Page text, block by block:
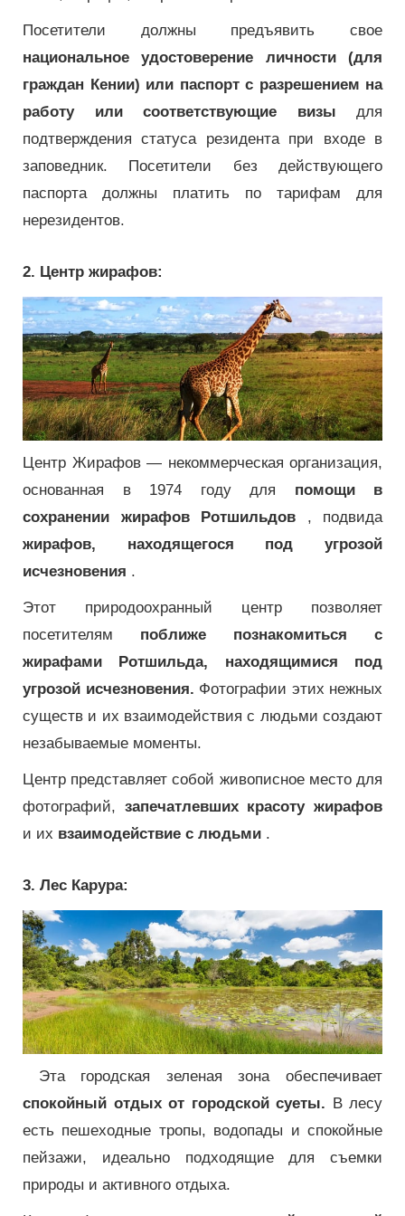
Посетители должны предъявить свое
национальное удостоверение личности (для
граждан Кении) или паспорт с разрешением на
работу или соответствующие визы для
подтверждения статуса резидента при входе в
заповедник. Посетители без действующего
паспорта должны платить по тарифам для
нерезидентов.
2. Центр жирафов:
Центр Жирафов — некоммерческая организация,
основанная в 1974 году для помощи в
сохранении жирафов Ротшильдов , подвида
жирафов, находящегося под угрозой
исчезновения .
Этот природоохранный центр позволяет
посетителям поближе познакомиться с
жирафами Ротшильда, находящимися под
угрозой исчезновения. Фотографии этих нежных
существ и их взаимодействия с людьми создают
незабываемые моменты.
Центр представляет собой живописное место для
фотографий, запечатлевших красоту жирафов
и их взаимодействие с людьми .
3. Лес Карура:
Эта городская зеленая зона обеспечивает
спокойный отдых от городской суеты.
В лесу
есть пешеходные тропы, водопады и спокойные
пейзажи, идеально подходящие для съемки
природы и активного отдыха.